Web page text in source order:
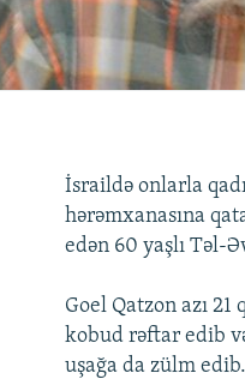
İsraildə onlarla
hərəmxanasına
edən 60 yaşlı Təl-
Goel Qatzon azı 21
kobud rəftar edib
uşağa da zülm